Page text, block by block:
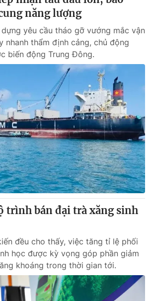
năng lượng
dựng yêu cầu tháo gỡ vướng mắc vận
nhanh thẩm định cảng, chủ động
biến động Trung Đông.
trình bán đại trà xăng sinh
đều cho thấy, việc tăng tỉ lệ phối
học được kỳ vọng góp phần giảm
khoáng trong thời gian tới.